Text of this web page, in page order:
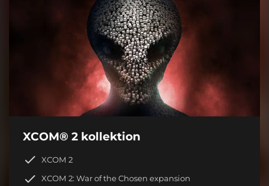
XCOM® 2 kollektion
XCOM 2
XCOM 2: War of the Chosen expansion